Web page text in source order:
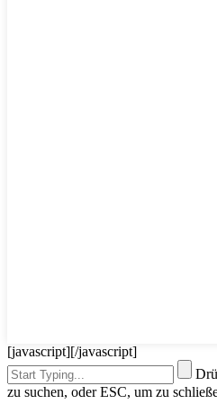
[javascript][/javascript]
zu suchen, oder ESC, um zu